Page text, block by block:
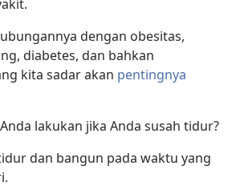
dengan obesitas,
diabetes, dan bahkan
kita sadar akan pentingnya
lakukan jika Anda susah tidur?
dan bangun pada waktu yang